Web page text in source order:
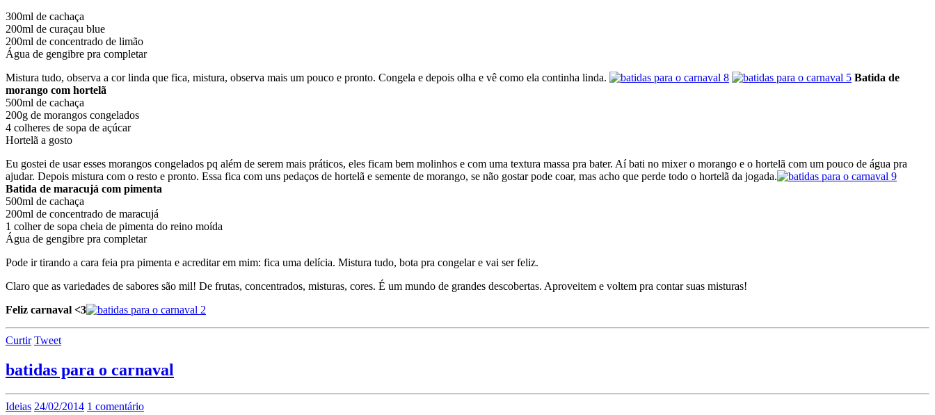
300ml de cachaça
200ml de curaçau blue
200ml de concentrado de limão
Água de gengibre pra completar
Mistura tudo, observa a cor linda que fica, mistura, observa mais um pouco e pronto. Congela e depois olha e vê como ela continha linda.
Batida de
morango com hortelã
500ml de cachaça
200g de morangos congelados
4 colheres de sopa de açúcar
Hortelã a gosto
Eu gostei de usar esses morangos congelados pq além de serem mais práticos, eles ficam bem molinhos e com uma textura massa pra bater. Aí bati no mixer o morango e o hortelã com um pouco de água pra
ajudar. Depois mistura com o resto e pronto. Essa fica com uns pedaços de hortelã e semente de morango, se não gostar pode coar, mas acho que perde todo o hortelã da jogada.
Batida de maracujá com pimenta
500ml de cachaça
200ml de concentrado de maracujá
1 colher de sopa cheia de pimenta do reino moída
Água de gengibre pra completar
Pode ir tirando a cara feia pra pimenta e acreditar em mim: fica uma delícia. Mistura tudo, bota pra congelar e vai ser feliz.
Claro que as variedades de sabores são mil! De frutas, concentrados, misturas, cores. É um mundo de grandes descobertas. Aproveitem e voltem pra contar suas misturas!
Feliz carnaval <3
Curtir Tweet
batidas para o carnaval
Ideias 24/02/2014 1 comentário